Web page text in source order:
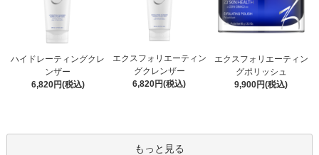
ハイドレーティングクレ
ンザー
6,820円(税込)
エクスフォリエーティン
グクレンザー
6,820円(税込)
エクスフォリエーティン
グポリッシュ
9,900円(税込)
もっと見る